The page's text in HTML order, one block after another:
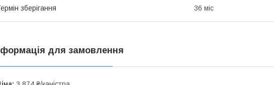
зберігання 36 міс
для замовлення